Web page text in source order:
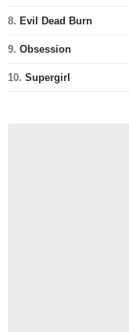
8. Evil Dead Burn
9. Obsession
10. Supergirl